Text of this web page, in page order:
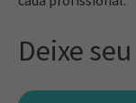
Deixe